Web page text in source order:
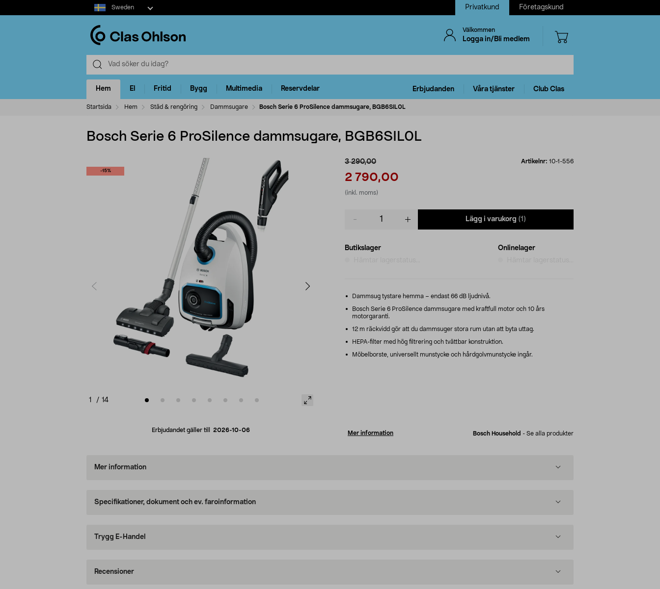
Select
market
Sweden Privatkund Företagskund
Välkommen
Logga in/Bli medlem
Hem El Fritid Bygg Multimedia Reservdelar Erbjudanden Våra tjänster Club Clas
Startsida Hem Städ & rengöring Dammsugare Bosch Serie 6 ProSilence dammsugare, BGB6SIL0L
Bosch Serie 6 ProSilence dammsugare, BGB6SIL0L
-15%
1 / 14
Erbjudandet gäller till 2026-10-06
3 290,00
2 790,00
(inkl. moms)
Artikelnr: 10-1-556
Lägg i varukorg (1)
Butikslager
Onlinelager
Dammsug tystare hemma – endast 66 dB ljudnivå.
Bosch Serie 6 ProSilence dammsugare med kraftfull motor och 10 års
motorgaranti.
12 m räckvidd gör att du dammsuger stora rum utan att byta uttag.
HEPA-filter med hög filtrering och tvättbar konstruktion.
Möbelborste, universellt munstycke och hårdgolvmunstycke ingår.
Mer information Bosch Household - Se alla produkter
Mer information
Specifikationer, dokument och ev. faroinformation
Trygg E-Handel
Recensioner